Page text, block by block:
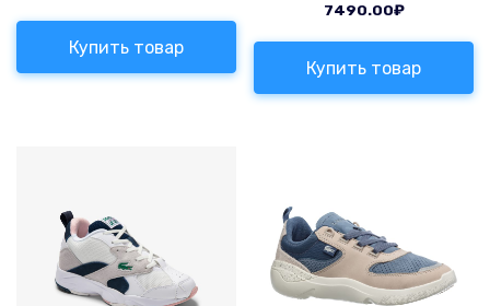
Купить товар
7490.00₽
Купить товар